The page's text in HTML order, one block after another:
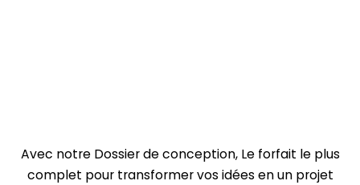
Avec notre Dossier de conception,Le forfait le plus
complet pour transformer vos idées en un projet